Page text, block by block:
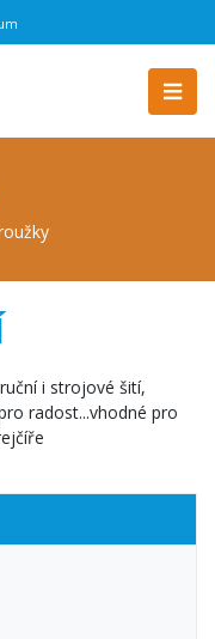
i strojové šití,
radost...vhodné pro